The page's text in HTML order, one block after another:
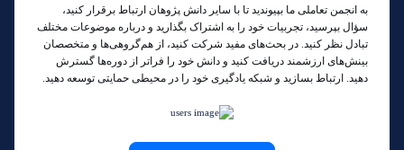
به انجمن تعاملی ما بپیوندید تا با سایر دانش پژوهان ارتباط برقرار کنید،
سؤال بپرسید، تجربیات خود را به اشتراک بگذارید و درباره موضوعات مختلف
تبادل نظر کنید. در بحث‌های مفید شرکت کنید، از هم‌گروهی‌ها و متخصصان
بینش‌های ارزشمند دریافت کنید و دانش خود را فراتر از دوره‌ها گسترش
دهید. ارتباط بسازید و شبکه یادگیری خود را در محیطی حمایتی توسعه دهید.